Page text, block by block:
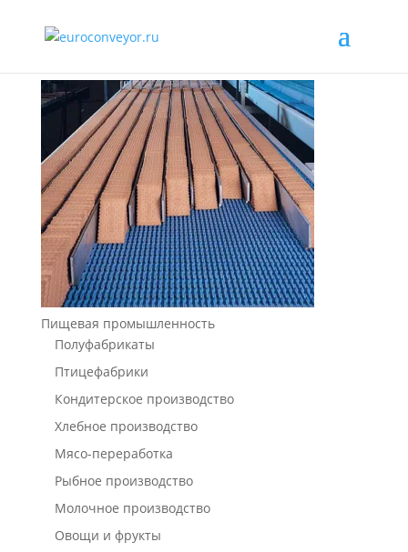
Пищевая промышленность
Полуфабрикаты
Птицефабрики
Кондитерское производство
Хлебное производство
Мясо-переработка
Рыбное производство
Молочное производство
Овощи и фрукты